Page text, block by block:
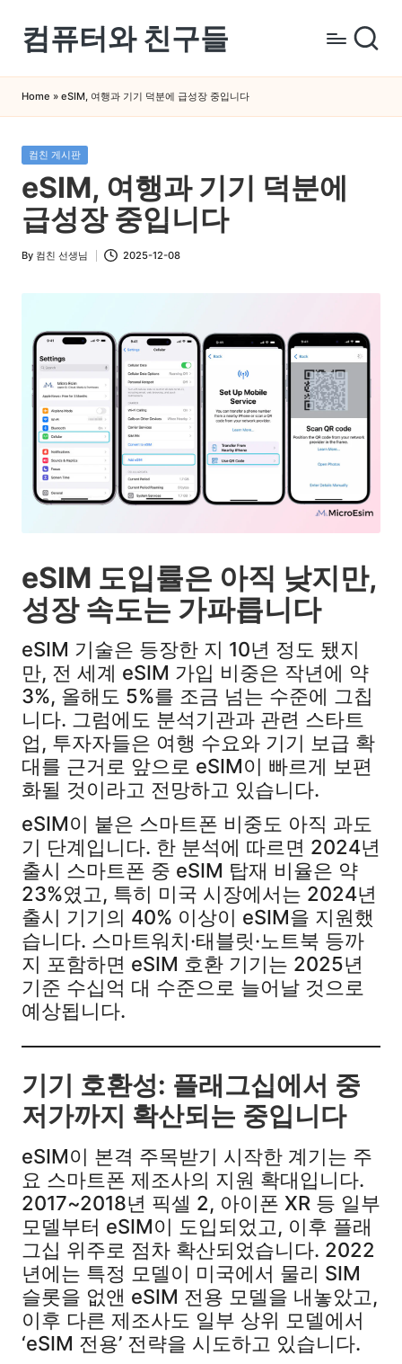
Skip
content
컴퓨터와 친구들
퓨
터
스
마
트
폰
을
우
는
곳
Home » eSIM, 여행과 기기 덕분에 급성장 중입니다
Posted
in
컴친 게시판
eSIM, 여행과 기기 덕분에
급성장 중입니다
Posted
By 컴친 선생님 2025-12-08
eSIM 도입률은 아직 낮지만,
성장 속도는 가파릅니다
eSIM 기술은 등장한 지 10년 정도 됐지
만, 전 세계 eSIM 가입 비중은 작년에 약
3%, 올해도 5%를 조금 넘는 수준에 그칩
니다. 그럼에도 분석기관과 관련 스타트
업, 투자자들은 여행 수요와 기기 보급 확
대를 근거로 앞으로 eSIM이 빠르게 보편
화될 것이라고 전망하고 있습니다.​
eSIM이 붙은 스마트폰 비중도 아직 과도
기 단계입니다. 한 분석에 따르면 2024년
출시 스마트폰 중 eSIM 탑재 비율은 약
23%였고, 특히 미국 시장에서는 2024년
출시 기기의 40% 이상이 eSIM을 지원했
습니다. 스마트워치·태블릿·노트북 등까
지 포함하면 eSIM 호환 기기는 2025년
기준 수십억 대 수준으로 늘어날 것으로
예상됩니다.​
기기 호환성: 플래그십에서 중
저가까지 확산되는 중입니다
eSIM이 본격 주목받기 시작한 계기는 주
요 스마트폰 제조사의 지원 확대입니다.
2017~2018년 픽셀 2, 아이폰 XR 등 일부
모델부터 eSIM이 도입되었고, 이후 플래
그십 위주로 점차 확산되었습니다. 2022
년에는 특정 모델이 미국에서 물리 SIM
슬롯을 없앤 eSIM 전용 모델을 내놓았고,
이후 다른 제조사도 일부 상위 모델에서
‘eSIM 전용’ 전략을 시도하고 있습니다.​